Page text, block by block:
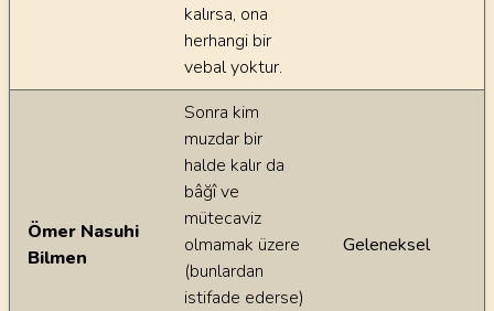
kalırsa, ona
herhangi bir
vebal yoktur.
Ömer Nasuhi
Bilmen
Sonra kim
muzdar bir
halde kalır da
bâğî ve
mütecaviz
olmamak üzere
(bunlardan
istifade ederse)
Geleneksel